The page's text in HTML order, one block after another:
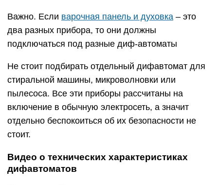
Важно. Если варочная панель и духовка – это
два разных прибора, то они должны
подключаться под разные диф-автоматы
Не стоит подбирать отдельный дифавтомат для
стиральной машины, микроволновки или
пылесоса. Все эти приборы рассчитаны на
включение в обычную электросеть, а значит
отдельно беспокоиться об их безопасности не
стоит.
Видео о технических характеристиках
дифавтоматов